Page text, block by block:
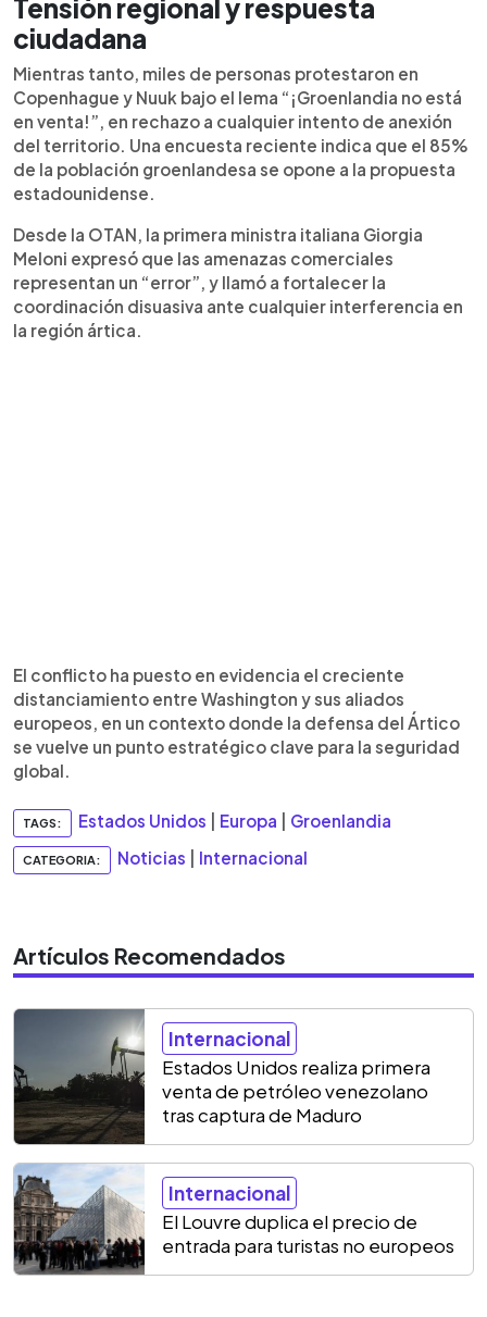
Tensión regional y respuesta
ciudadana
Mientras tanto, miles de personas protestaron en
Copenhague y Nuuk bajo el lema “¡Groenlandia no está
en venta!”, en rechazo a cualquier intento de anexión
del territorio. Una encuesta reciente indica que el 85%
de la población groenlandesa se opone a la propuesta
estadounidense.
Desde la OTAN, la primera ministra italiana Giorgia
Meloni expresó que las amenazas comerciales
representan un “error”, y llamó a fortalecer la
coordinación disuasiva ante cualquier interferencia en
la región ártica.
El conflicto ha puesto en evidencia el creciente
distanciamiento entre Washington y sus aliados
europeos, en un contexto donde la defensa del Ártico
se vuelve un punto estratégico clave para la seguridad
global.
TAGS: Estados Unidos Europa Groenlandia
CATEGORIA: Noticias Internacional
Artículos Recomendados
Internacional
Estados Unidos realiza primera
venta de petróleo venezolano
tras captura de Maduro
Internacional
El Louvre duplica el precio de
entrada para turistas no europeos